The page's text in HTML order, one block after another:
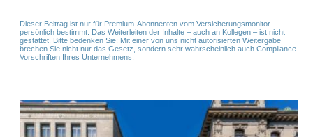
Dieser Beitrag ist nur für Premium-Abonnenten vom Versicherungsmonitor
persönlich bestimmt. Das Weiterleiten der Inhalte – auch an Kollegen – ist nicht
gestattet. Bitte bedenken Sie: Mit einer von uns nicht autorisierten Weitergabe
brechen Sie nicht nur das Gesetz, sondern sehr wahrscheinlich auch Compliance-
Vorschriften Ihres Unternehmens.